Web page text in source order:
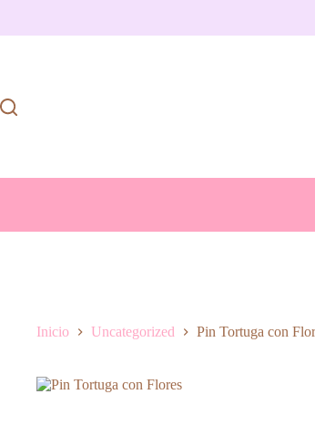
Inicio Uncategorized Pin Tortuga con